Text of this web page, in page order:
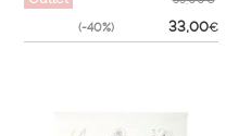
(-40%) 33,00€